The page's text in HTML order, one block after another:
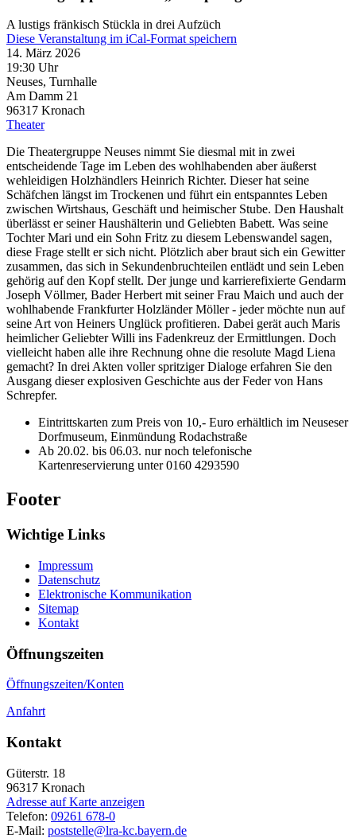
A lustigs fränkisch Stückla in drei Aufzüch
Diese Veranstaltung im iCal-Format speichern
14. März 2026
19:30 Uhr
Neuses, Turnhalle
Am Damm 21
96317 Kronach
Theater
Die Theatergruppe Neuses nimmt Sie diesmal mit in zwei
entscheidende Tage im Leben des wohlhabenden aber äußerst
wehleidigen Holzhändlers Heinrich Richter. Dieser hat seine
Schäfchen längst im Trockenen und führt ein entspanntes Leben
zwischen Wirtshaus, Geschäft und heimischer Stube. Den Haushalt
überlässt er seiner Haushälterin und Geliebten Babett. Was seine
Tochter Mari und ein Sohn Fritz zu diesem Lebenswandel sagen,
diese Frage stellt er sich nicht. Plötzlich aber braut sich ein Gewitter
zusammen, das sich in Sekundenbruchteilen entlädt und sein Leben
gehörig auf den Kopf stellt. Der junge und karrierefixierte Gendarm
Joseph Völlmer, Bader Herbert mit seiner Frau Maich und auch der
wohlhabende Frankfurter Holzländer Möller - jeder möchte nun auf
seine Art von Heiners Unglück profitieren. Dabei gerät auch Maris
heimlicher Geliebter Willi ins Fadenkreuz der Ermittlungen. Doch
vielleicht haben alle ihre Rechnung ohne die resolute Magd Liena
gemacht? In drei Akten voller spritziger Dialoge erfahren Sie den
Ausgang dieser explosiven Geschichte aus der Feder von Hans
Schrepfer.
Eintrittskarten zum Preis von 10,- Euro erhältlich im Neuseser
Dorfmuseum, Einmündung Rodachstraße
Ab 20.02. bis 06.03. nur noch telefonische
Kartenreservierung unter 0160 4293590
Footer
Wichtige Links
Impressum
Datenschutz
Elektronische Kommunikation
Sitemap
Kontakt
Öffnungszeiten
Öffnungszeiten/Konten
Anfahrt
Kontakt
Güterstr. 18
96317 Kronach
Adresse auf Karte anzeigen
Telefon: 09261 678-0
E-Mail: poststelle@lra-kc.bayern.de